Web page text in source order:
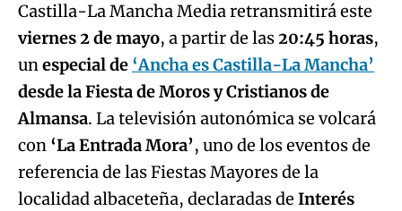
Castilla-La Mancha Media retransmitirá este
viernes 2 de mayo, a partir de las20:45 horas,
unespecial de ‘Ancha es Castilla-La Mancha’
desde la Fiesta de Moros y Cristianos de
Almansa. La televisión autonómica se volcará
con ‘La Entrada Mora’, uno de los eventos de
referencia de las Fiestas Mayores de la
localidad albaceteña, declaradas de Interés